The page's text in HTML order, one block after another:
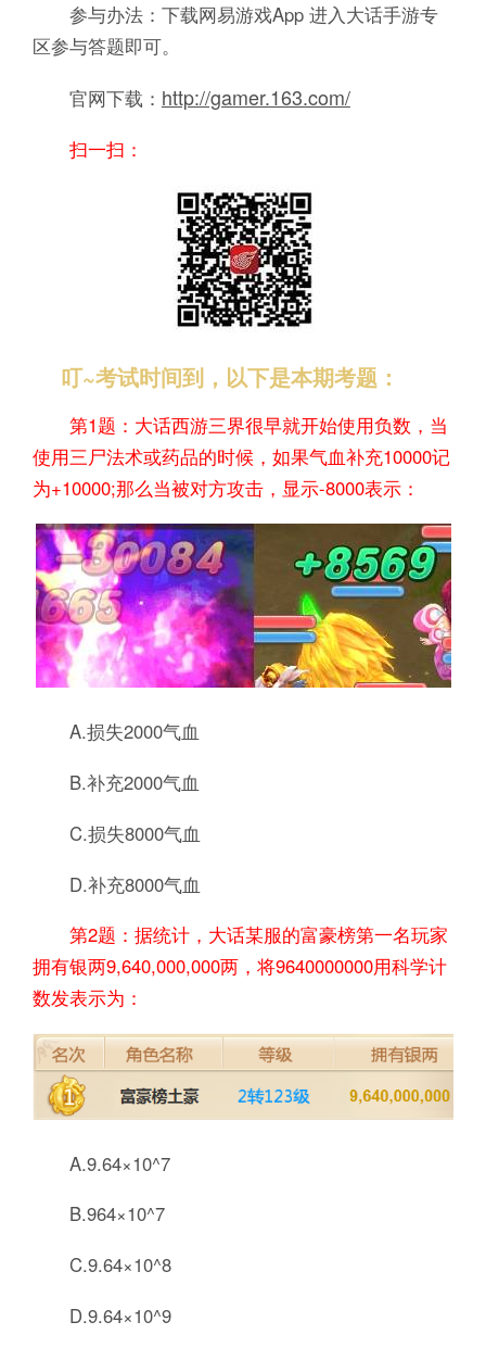
参与办法：下载网易游戏App 进入大话手游专
区参与答题即可。
官网下载： http://gamer.163.com/
扫一扫：
叮~考试时间到，以下是本期考题：
第1题：大话西游三界很早就开始使用负数，当
使用三尸法术或药品的时候，如果气血补充10000记
为+10000;那么当被对方攻击，显示-8000表示：
A.损失2000气血
B.补充2000气血
C.损失8000气血
D.补充8000气血
第2题：据统计，大话某服的富豪榜第一名玩家
拥有银两9,640,000,000两，将9640000000用科学计
数发表示为：
A.9.64×10^7
B.964×10^7
C.9.64×10^8
D.9.64×10^9